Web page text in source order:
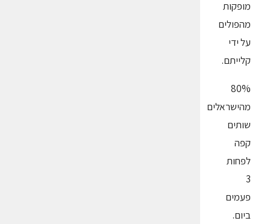
מופקות
מהפולים
על ידי
קלייתם.
80%
מהישראלים
שותים
קפה
לפחות
3
פעמים
ביום.